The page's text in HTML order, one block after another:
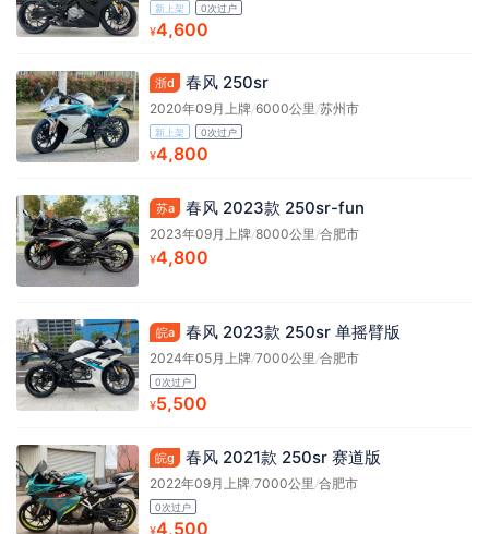
新上架 0次过户
¥4,600
浙d 春风 250sr
2020年09月上牌/6000公里/苏州市
新上架 0次过户
¥4,800
苏a 春风 2023款 250sr-fun
2023年09月上牌/8000公里/合肥市
¥4,800
皖a 春风 2023款 250sr 单摇臂版
2024年05月上牌/7000公里/合肥市
0次过户
¥5,500
皖g 春风 2021款 250sr 赛道版
2022年09月上牌/7000公里/合肥市
0次过户
4,500